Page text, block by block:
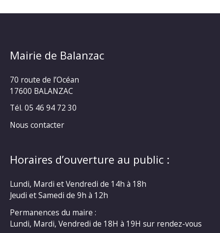
Mairie de Balanzac
70 route de l’Océan
17600 BALANZAC
Tél. 05 46 94 72 30
Nous contacter
Horaires d’ouverture au public :
Lundi, Mardi et Vendredi de 14h à 18h
Jeudi et Samedi de 9h à 12h
Permanences du maire :
Lundi, Mardi, Vendredi de 18H à 19H sur rendez-vous